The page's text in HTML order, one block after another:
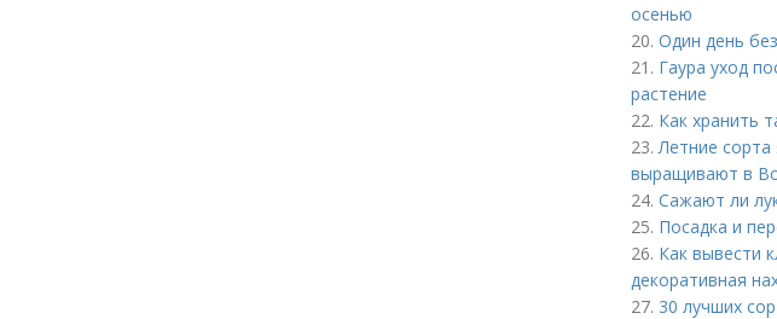
осенью
20. Один день
21. Гаура уход
растение
22. Как хранить
23.Летние
выращивают в
24. Сажают ли
25. Посадка и
26. Как вывести
декоративная
27. 30 лучших